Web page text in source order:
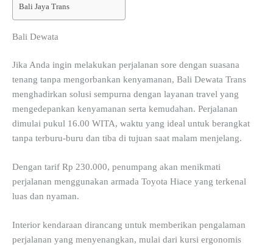
Bali Jaya Trans
Bali Dewata
Jika Anda ingin melakukan perjalanan sore dengan suasana
tenang tanpa mengorbankan kenyamanan, Bali Dewata Trans
menghadirkan solusi sempurna dengan layanan travel yang
mengedepankan kenyamanan serta kemudahan. Perjalanan
dimulai pukul 16.00 WITA, waktu yang ideal untuk berangkat
tanpa terburu-buru dan tiba di tujuan saat malam menjelang.
Dengan tarif Rp 230.000, penumpang akan menikmati
perjalanan menggunakan armada Toyota Hiace yang terkenal
luas dan nyaman.
Interior kendaraan dirancang untuk memberikan pengalaman
perjalanan yang menyenangkan, mulai dari kursi ergonomis